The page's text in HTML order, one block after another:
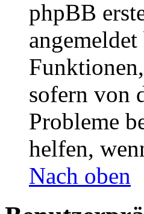
phpBB
sofern von
Probleme
helfen,
Nach oben